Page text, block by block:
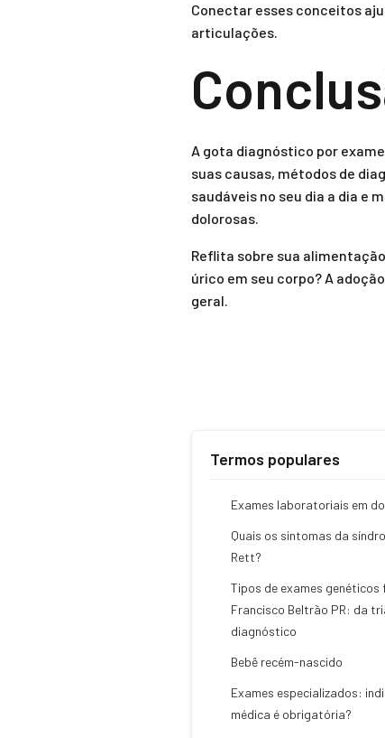
Conectar esses conceitos
articulações.
A gota diagnóstico por
suas causas, métodos de
saudáveis no seu dia a dia e
dolorosas.
Reflita sobre sua
úrico em seu corpo? A
geral.
Termos populares
Exames laboratoriais em
Quais os sintomas da
Rett?
Tipos de exames genéticos
Francisco Beltrão PR: da
diagnóstico
Bebê recém-nascido
Exames especializados:
médica é obrigatória?